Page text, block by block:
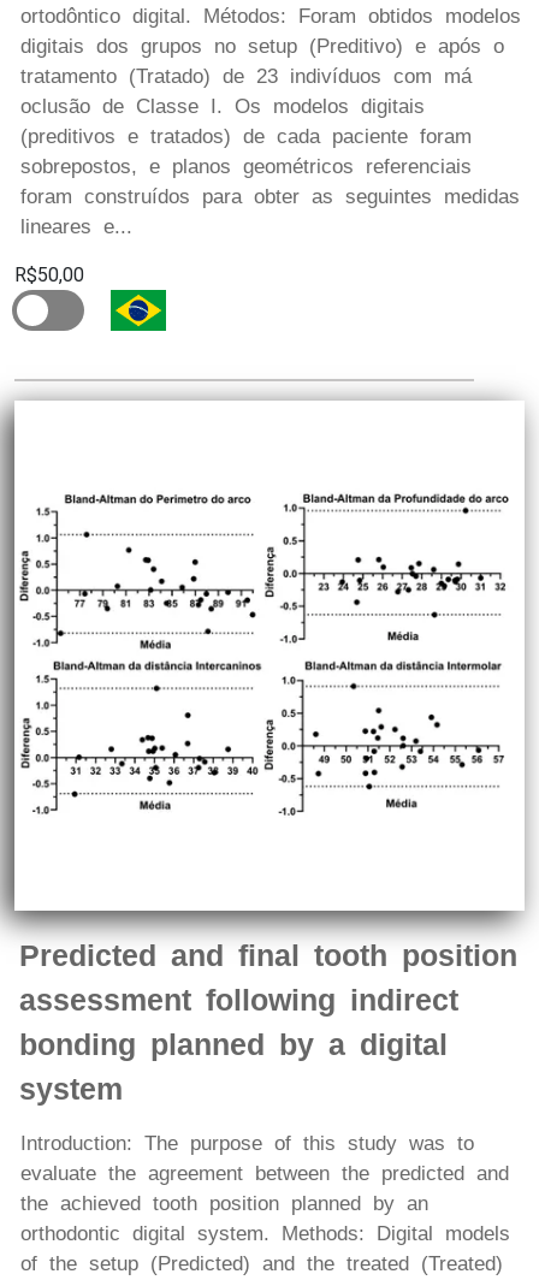
ortodôntico digital. Métodos: Foram obtidos modelos
digitais dos grupos no setup (Preditivo) e após o
tratamento (Tratado) de 23 indivíduos com má
oclusão de Classe I. Os modelos digitais
(preditivos e tratados) de cada paciente foram
sobrepostos, e planos geométricos referenciais
foram construídos para obter as seguintes medidas
lineares e...
R$50,00
Predicted and final tooth position
assessment following indirect
bonding planned by a digital
system
Introduction: The purpose of this study was to
evaluate the agreement between the predicted and
the achieved tooth position planned by an
orthodontic digital system. Methods: Digital models
of the setup (Predicted) and the treated (Treated)